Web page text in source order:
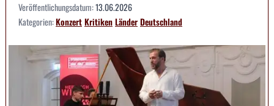
Veröffentlichungsdatum:13.06.2026
Kategorien:KonzertKritikenLänderDeutschland